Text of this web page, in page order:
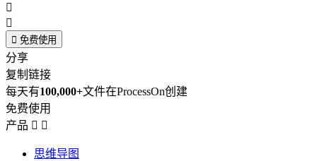


 免费使用
分享
复制链接
每天有100,000+文件在ProcessOn创建
免费使用
产品  
思维导图